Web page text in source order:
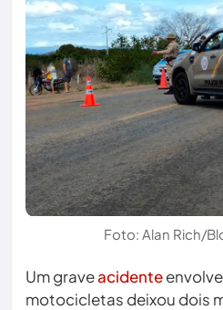
Foto: Alan Rich/
Um graveacidente
motocicletas deixou dois